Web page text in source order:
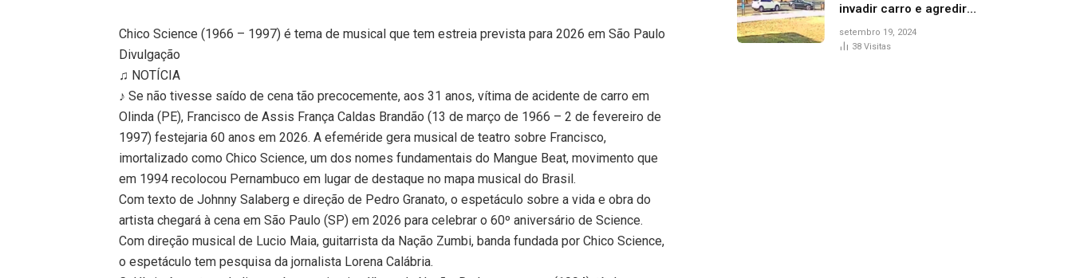
Chico Science (1966 – 1997) é tema de musical que tem estreia prevista para 2026 em São Paulo
Divulgação
♫ NOTÍCIA
♪ Se não tivesse saído de cena tão precocemente, aos 31 anos, vítima de acidente de carro em
Olinda (PE), Francisco de Assis França Caldas Brandão (13 de março de 1966 – 2 de fevereiro de
1997) festejaria 60 anos em 2026. A efeméride gera musical de teatro sobre Francisco,
imortalizado como Chico Science, um dos nomes fundamentais do Mangue Beat, movimento que
em 1994 recolocou Pernambuco em lugar de destaque no mapa musical do Brasil.
Com texto de Johnny Salaberg e direção de Pedro Granato, o espetáculo sobre a vida e obra do
artista chegará à cena em São Paulo (SP) em 2026 para celebrar o 60º aniversário de Science.
Com direção musical de Lucio Maia, guitarrista da Nação Zumbi, banda fundada por Chico Science,
o espetáculo tem pesquisa da jornalista Lorena Calábria.
invadir carro e agredir
delegado aposentado
durante confusão no
setembro 19, 2024
38 Visitas